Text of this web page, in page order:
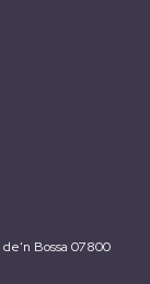
Bossa 07800